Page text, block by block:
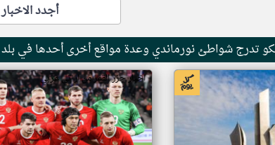
أجدد الاخبار
تدرج شواطئ نورماندي وعدة مواقع أخرى أحدها في بلد
اخبار جزر القمر من ار تي عربي